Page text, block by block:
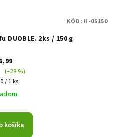
DUOBLE. 2ks / 150 g
(–28 %)
/ 1 ks
košíka
KÓD: H-05150